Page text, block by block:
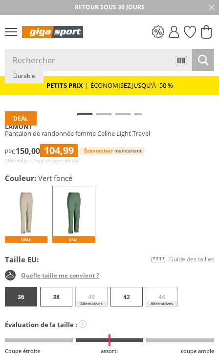
RETOUR SOUS 30 JOURS
PETITS PRIX
PETITS PRIX | ÉCONOMISEZ JUSQU'À -50 %
DEAL
Durable
LAMUNT
Pantalon de randonnée femme Celine Light Travel
PPC150,00 104,99 Économiser maintenant
TVA incluse, frais de port en sus
Couleur: Vert foncé
DEAL DEAL
Taille EU: Guide des tailles
Quelle taille me convient ?
36 38 40
Alternatives
42 44
Alternatives
Évaluation de la taille : ?
Coupe étroite assorti coupe ample